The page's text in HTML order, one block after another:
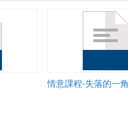
情意課程-失落的一角